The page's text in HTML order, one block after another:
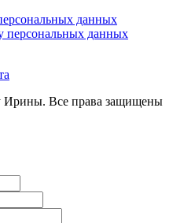
данных
персональных данных
Все права защищены